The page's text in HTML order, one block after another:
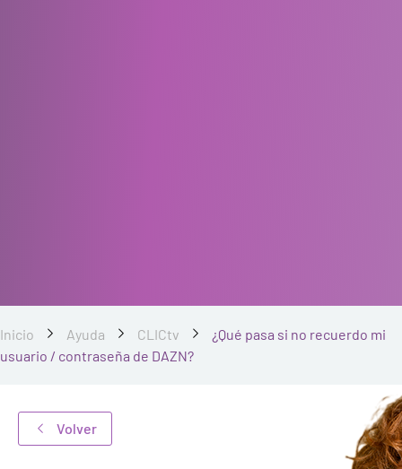
Inicio Ayuda CLICtv
¿Qué pasa si no recuerdo mi
usuario / contraseña de DAZN?
Volver